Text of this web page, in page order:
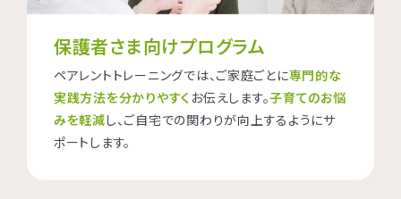
保護者さま向けプログラム
ペアレントトレーニングでは、ご家庭ごとに専門的な
実践方法を分かりやすく お伝えします。子育てのお悩
みを軽減し、ご自宅での関わりが向上するようにサ
ポートします。